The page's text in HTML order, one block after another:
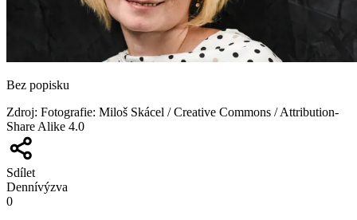
Bez popisku
Zdroj: Fotografie: Miloš Skácel / Creative Commons / Attribution-
Share Alike 4.0
Sdílet
Dennívýzva
0